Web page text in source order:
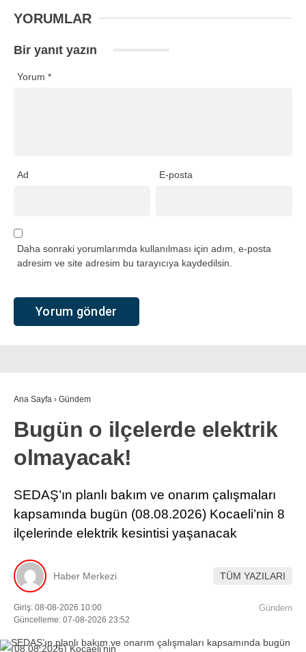
YORUMLAR
Bir yanıt yazın
Yorum *
Ad E-posta
Daha sonraki yorumlarımda kullanılması için adım, e-posta
adresim ve site adresim bu tarayıcıya kaydedilsin.
Ana Sayfa › Gündem
Bugün o ilçelerde elektrik
olmayacak!
SEDAŞ’ın planlı bakım ve onarım çalışmaları
kapsamında bugün (08.08.2026) Kocaeli’nin 8
ilçelerinde elektrik kesintisi yaşanacak
Haber Merkezi TÜM YAZILARI
Giriş: 08-08-2026 10:00
Güncelleme: 07-08-2026 23:52
Gündem